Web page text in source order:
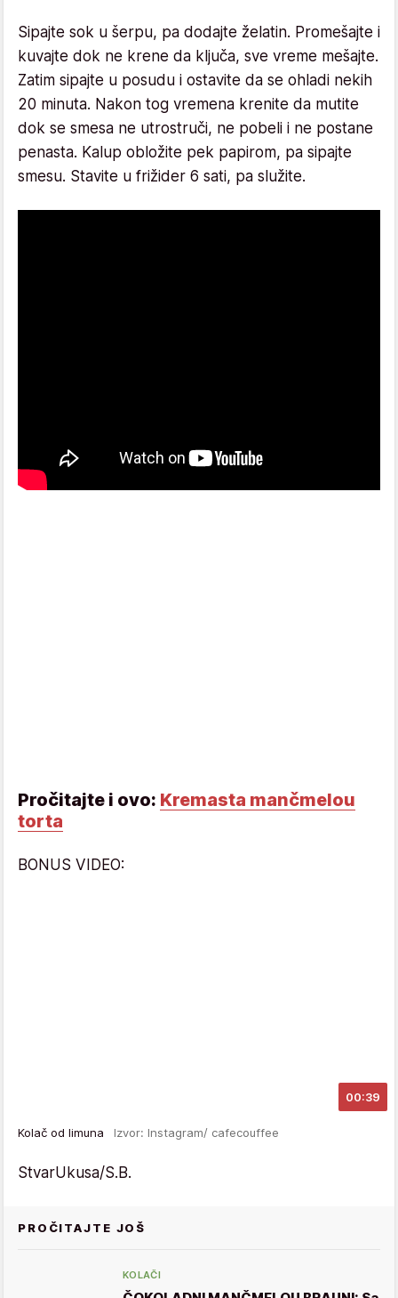
Sipajte sok u šerpu, pa dodajte želatin. Promešajte i
kuvajte dok ne krene da ključa, sve vreme mešajte.
Zatim sipajte u posudu i ostavite da se ohladi nekih
20 minuta. Nakon tog vremena krenite da mutite
dok se smesa ne utrostruči, ne pobeli i ne postane
penasta. Kalup obložite pek papirom, pa sipajte
smesu. Stavite u frižider 6 sati, pa služite.
Pročitajte i ovo: Kremasta mančmelou
torta
BONUS VIDEO:
00:39
Kolač od limuna Izvor: Instagram/ cafecouffee
StvarUkusa/S.B.
PROČITAJTE JOŠ
KOLAČI